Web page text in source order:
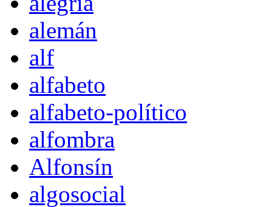
alemán
alf
alfabeto
alfabeto-político
alfombra
Alfonsín
algosocial